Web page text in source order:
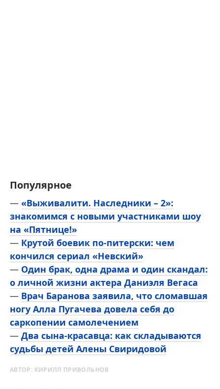
Популярное
— «Выживалити. Наследники – 2»:
знакомимся с новыми участниками шоу
на «Пятнице!»
— Крутой боевик по-питерски: чем
кончился сериал «Невский»
— Один брак, одна драма и один скандал:
о личной жизни актера Даниэля Вегаса
— Врач Баранова заявила, что сломавшая
ногу Алла Пугачева довела себя до
саркопении самолечением
— Два сына-красавца: как складываются
судьбы детей Алены Свиридовой
АВТОР: КИРИЛЛ ПРИВОЛЬНОВ